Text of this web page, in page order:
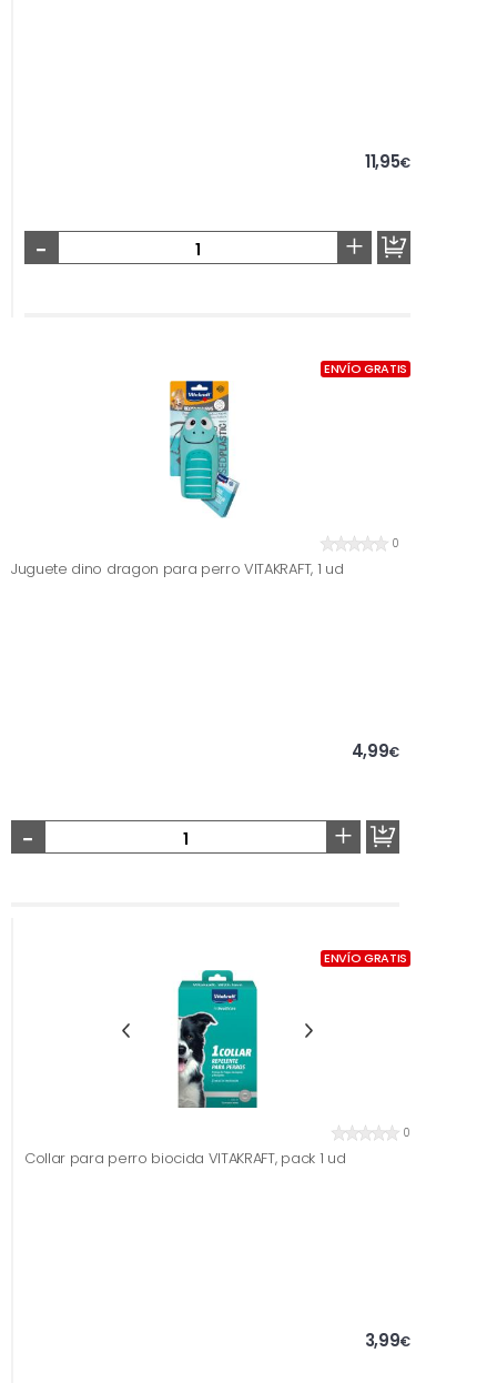
11,95€
- +
ENVÍO GRATIS
0
Juguete dino dragon para perro VITAKRAFT, 1 ud
4,99€
- +
ENVÍO GRATIS
0
Collar para perro biocida VITAKRAFT, pack 1 ud
3,99€